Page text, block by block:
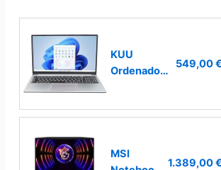
KUU
Ordenador
Computado
Core i7-
549,00 €
MSI
1.389,00 €